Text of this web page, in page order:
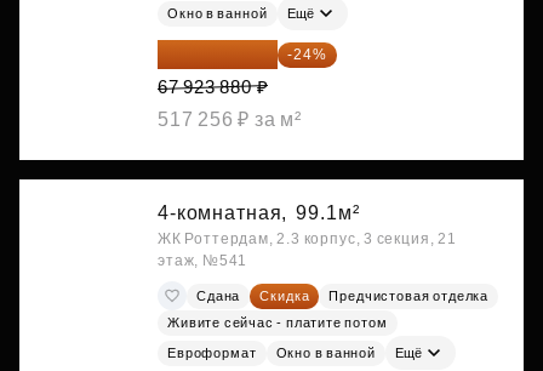
Окно в ванной Ещё
51 622 149 ₽ -24%
67 923 880 ₽
517 256 ₽ за м²
4-комнатная, 99.1м²
ЖК Роттердам, 2.3 корпус, 3 секция, 21
этаж, №541
Сдана Скидка
Предчистовая отделка
Живите сейчас - платите потом
Евроформат Окно в ванной Ещё